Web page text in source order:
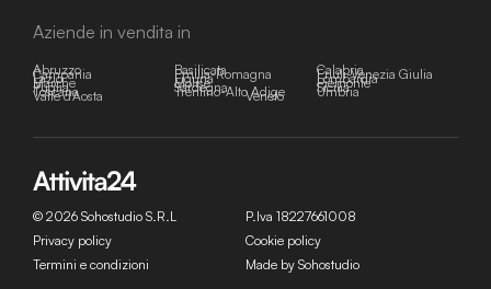
Aziende in vendita in
Abruzzo Basilicata Calabria
Campania Emilia-Romagna Friuli-Venezia Giulia
Lazio Liguria Lombardia
Marche Molise Piemonte
Puglia Sardegna Sicilia
Toscana Trentino-Alto Adige Umbria
Valle d'Aosta Veneto
© 2026 Sohostudio S.R.L
P.Iva 18227661008
Privacy policy
Cookie policy
Termini e condizioni
Made by Sohostudio